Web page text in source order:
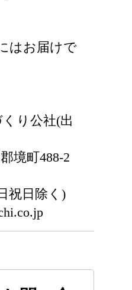
はお届けで
り公社(出
境町488-2
祝日除く)